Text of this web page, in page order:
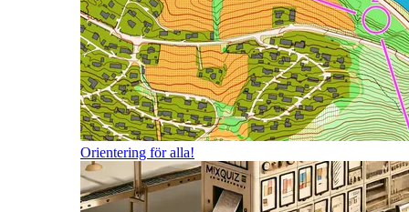
Orientering för alla!